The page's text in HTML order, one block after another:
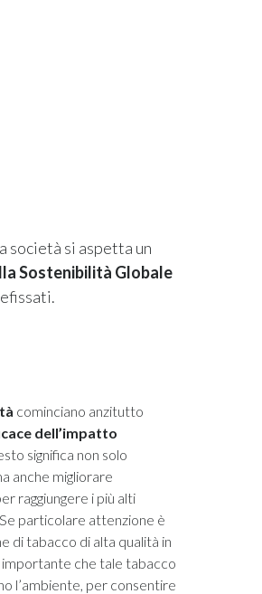
società si aspetta un
Sostenibilità Globale
cominciano anzitutto
dell’impatto
significa non solo
anche migliorare
raggiungere i più alti
particolare attenzione è
di tabacco di alta qualità in
che tale tabacco
l’ambiente, per consentire